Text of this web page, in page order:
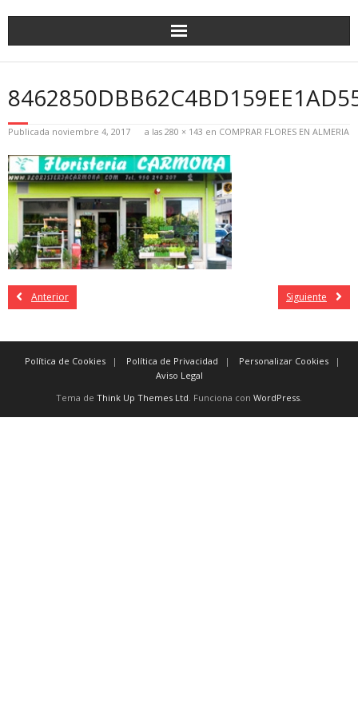
Publicada noviembre 4, 2017 a las 280 × 143 en COMPRAR FLORES EN ALMERIA
Anterior Siguiente
Política de Cookies Política de Privacidad
Personalizar Cookies
Aviso Legal
Tema de Think Up Themes Ltd. Funciona con WordPress.